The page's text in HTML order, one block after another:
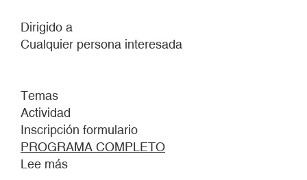
Dirigido a
Cualquier persona interesada
Temas
Actividad
Inscripción formulario
PROGRAMA COMPLETO
Lee más